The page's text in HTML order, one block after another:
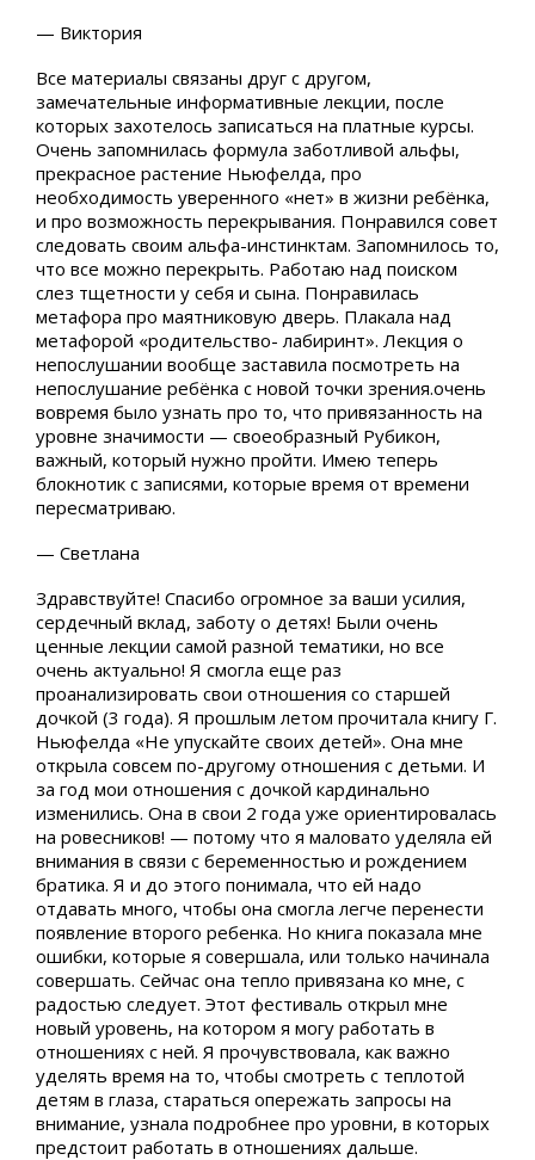
— Виктория
Все материалы связаны друг с другом,
замечательные информативные лекции, после
которых захотелось записаться на платные курсы.
Очень запомнилась формула заботливой альфы,
прекрасное растение Ньюфелда, про
необходимость уверенного «нет» в жизни ребёнка,
и про возможность перекрывания. Понравился совет
следовать своим альфа-инстинктам. Запомнилось то,
что все можно перекрыть. Работаю над поиском
слез тщетности у себя и сына. Понравилась
метафора про маятниковую дверь. Плакала над
метафорой «родительство- лабиринт». Лекция о
непослушании вообще заставила посмотреть на
непослушание ребёнка с новой точки зрения.очень
вовремя было узнать про то, что привязанность на
уровне значимости — своеобразный Рубикон,
важный, который нужно пройти. Имею теперь
блокнотик с записями, которые время от времени
пересматриваю.
— Светлана
Здравствуйте! Спасибо огромное за ваши усилия,
сердечный вклад, заботу о детях! Были очень
ценные лекции самой разной тематики, но все
очень актуально! Я смогла еще раз
проанализировать свои отношения со старшей
дочкой (3 года). Я прошлым летом прочитала книгу Г.
Ньюфелда «Не упускайте своих детей». Она мне
открыла совсем по-другому отношения с детьми. И
за год мои отношения с дочкой кардинально
изменились. Она в свои 2 года уже ориентировалась
на ровесников! — потому что я маловато уделяла ей
внимания в связи с беременностью и рождением
братика. Я и до этого понимала, что ей надо
отдавать много, чтобы она смогла легче перенести
появление второго ребенка. Но книга показала мне
ошибки, которые я совершала, или только начинала
совершать. Сейчас она тепло привязана ко мне, с
радостью следует. Этот фестиваль открыл мне
новый уровень, на котором я могу работать в
отношениях с ней. Я прочувствовала, как важно
уделять время на то, чтобы смотреть с теплотой
детям в глаза, стараться опережать запросы на
внимание, узнала подробнее про уровни, в которых
предстоит работать в отношениях дальше.